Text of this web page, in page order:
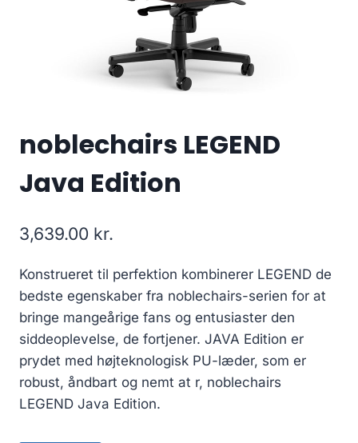
noblechairs LEGEND
Java Edition
3,639.00 kr.
Konstrueret til perfektion kombinerer LEGEND de
bedste egenskaber fra noblechairs-serien for at
bringe mangeårige fans og entusiaster den
siddeoplevelse, de fortjener. JAVA Edition er
prydet med højteknologisk PU-læder, som er
robust, åndbart og nemt at r, noblechairs
LEGEND Java Edition.